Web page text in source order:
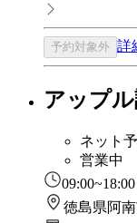
予約対象外 詳
アップ
ネット
営業中
09:00~18:00
徳島県阿